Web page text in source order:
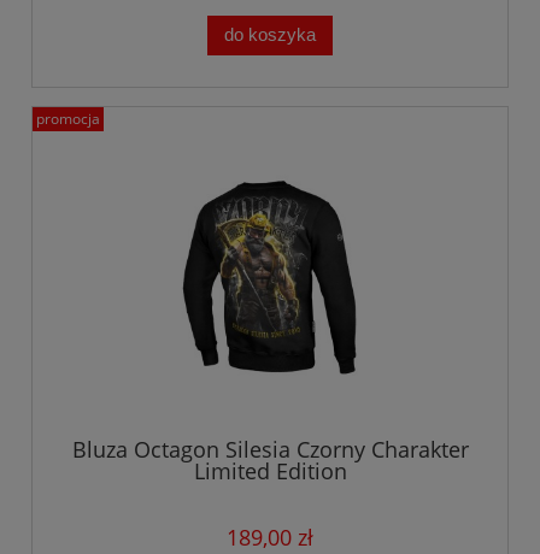
do koszyka
Bluza Octagon Silesia Czorny Charakter
Limited Edition
189,00 zł
promocja